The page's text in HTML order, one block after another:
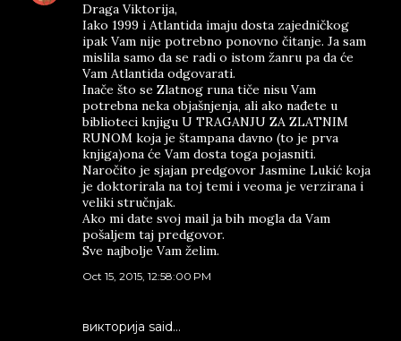
Draga Viktorija,
Iako 1999 i Atlantida imaju dosta zajedničkog
ipak Vam nije potrebno ponovno čitanje. Ja sam
mislila samo da se radi o istom žanru pa da će
Vam Atlantida odgovarati.
Inače što se Zlatnog runa tiče nisu Vam
potrebna neka objašnjenja, ali ako nađete u
biblioteci knjigu U TRAGANJU ZA ZLATNIM
RUNOM koja je štampana davno (to je prva
knjiga)ona će Vam dosta toga pojasniti.
Naročito je sjajan predgovor Jasmine Lukić koja
je doktorirala na toj temi i veoma je verzirana i
veliki stručnjak.
Ako mi date svoj mail ja bih mogla da Vam
pošaljem taj predgovor.
Sve najbolje Vam želim.
Oct 15, 2015, 12:58:00 PM
викторија said…